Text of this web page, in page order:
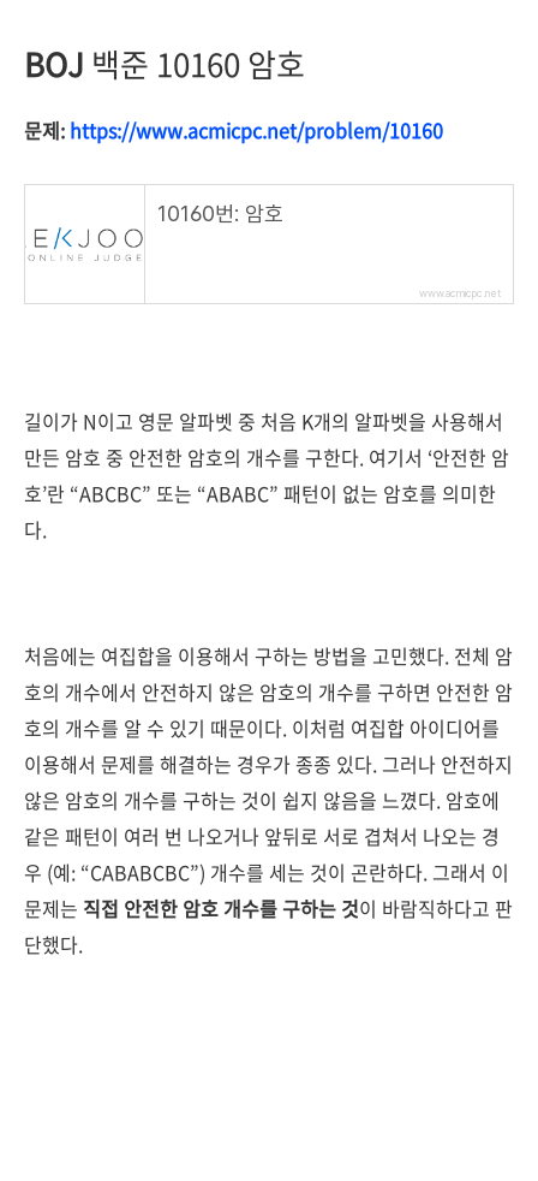
BOJ 백준 10160 암호
문제: https://www.acmicpc.net/problem/10160
10160번: 암호
www.acmicpc.net
길이가 N이고 영문 알파벳 중 처음 K개의 알파벳을 사용해서
만든 암호 중 안전한 암호의 개수를 구한다. 여기서 ‘안전한 암
호’란 “ABCBC” 또는 “ABABC” 패턴이 없는 암호를 의미한
다.
처음에는 여집합을 이용해서 구하는 방법을 고민했다. 전체 암
호의 개수에서 안전하지 않은 암호의 개수를 구하면 안전한 암
호의 개수를 알 수 있기 때문이다. 이처럼 여집합 아이디어를
이용해서 문제를 해결하는 경우가 종종 있다. 그러나 안전하지
않은 암호의 개수를 구하는 것이 쉽지 않음을 느꼈다. 암호에
같은 패턴이 여러 번 나오거나 앞뒤로 서로 겹쳐서 나오는 경
우 (예: “CABABCBC”) 개수를 세는 것이 곤란하다. 그래서 이
문제는 직접 안전한 암호 개수를 구하는 것이 바람직하다고 판
단했다.